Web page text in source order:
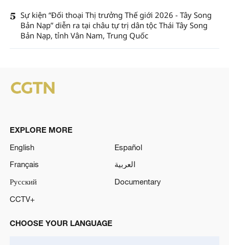
5 Sự kiện “Đối thoại Thị trưởng Thế giới 2026 - Tây Song
Bản Nạp” diễn ra tại châu tự trị dân tộc Thái Tây Song
Bản Nạp, tỉnh Vân Nam, Trung Quốc
EXPLORE MORE
English
Español
Français
العربية
Русский
Documentary
CCTV+
CHOOSE YOUR LANGUAGE